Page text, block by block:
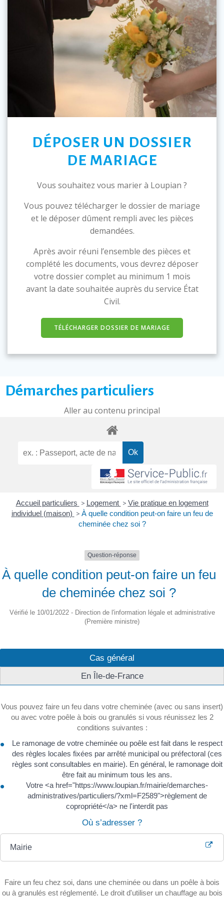
DÉPOSER UN DOSSIER
DE MARIAGE
Vous souhaitez vous marier à Loupian ?
Vous pouvez télécharger le dossier de mariage
et le déposer dûment rempli avec les pièces
demandées.
Après avoir réuni l’ensemble des pièces et
complété les documents, vous devrez déposer
votre dossier complet au minimum 1 mois
avant la date souhaitée auprès du service État
Civil.
TÉLÉCHARGER DOSSIER DE MARIAGE
Démarches particuliers
Aller au contenu principal
Accueil particuliers > Logement > Vie pratique en logement
individuel (maison) > À quelle condition peut-on faire un feu de
cheminée chez soi ?
Question-réponse
À quelle condition peut-on faire un feu
de cheminée chez soi ?
Vérifié le 10/01/2022 - Direction de l'information légale et administrative
(Première ministre)
Cas général
En Île-de-France
Vous pouvez faire un feu dans votre cheminée (avec ou sans insert)
ou avec votre poêle à bois ou granulés si vous réunissez les 2
conditions suivantes :
Le ramonage de votre cheminée ou poêle est fait dans le respect
des règles locales fixées par arrêté municipal ou préfectoral (ces
règles sont consultables en mairie). En général, le ramonage doit
être fait au minimum tous les ans.
Votre <a href="https://www.loupian.fr/mairie/demarches-
administratives/particuliers/?xml=F2589">règlement de
copropriété</a> ne l'interdit pas
Où s’adresser ?
Mairie
Faire un feu chez soi, dans une cheminée ou dans un poêle à bois
ou à granulés est réglementé. Le droit d'utiliser un chauffage au bois